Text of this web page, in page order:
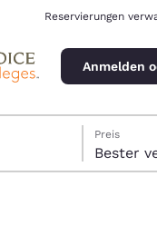
Reservierungen
Anmelden
Preis
Bester